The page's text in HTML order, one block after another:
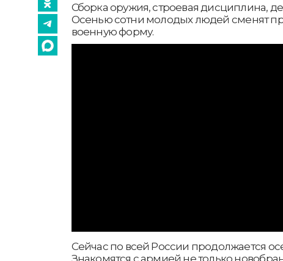
Сборка оружия, строевая дисциплина,
Осенью сотни молодых людей сменят
военную форму.
Сейчас по всей России продолжается
Знакомятся с армией не только